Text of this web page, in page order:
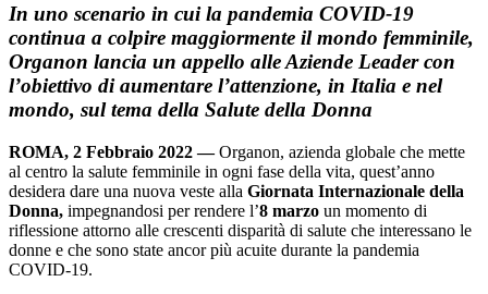
In uno scenario in cui la pandemia COVID-19
continua a colpire maggiormente il mondo femminile,
Organon lancia un appello alle Aziende Leader con
l’obiettivo di aumentare l’attenzione, in Italia e nel
mondo, sul tema della Salute della Donna
ROMA, 2 Febbraio 2022 —Organon, azienda globale che mette
al centro la salute femminile in ogni fase della vita, quest’anno
desidera dare una nuova veste alla Giornata Internazionale della
Donna, impegnandosi per rendere l’8 marzo un momento di
riflessione attorno alle crescenti disparità di salute che interessano le
donne e che sono state ancor più acuite durante la pandemia
COVID-19.